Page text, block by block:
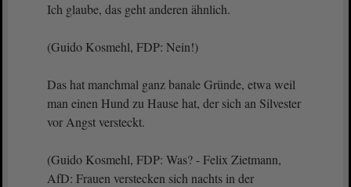
Ich glaube, das geht anderen ähnlich.
(Guido Kosmehl, FDP: Nein!)
Das hat manchmal ganz banale Gründe, etwa weil
man einen Hund zu Hause hat, der sich an Silvester
vor Angst versteckt.
(Guido Kosmehl, FDP: Was? - Felix Zietmann,
AfD: Frauen verstecken sich nachts in der